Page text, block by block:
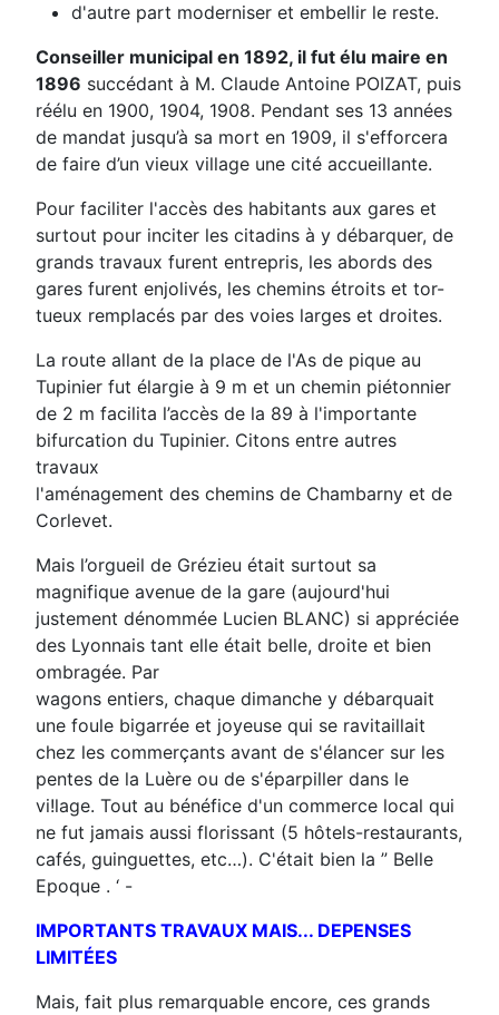
d'autre part moderniser et embellir le reste.
Conseiller municipal en 1892, il fut élu maire en
1896 succédant à M. Claude Antoine POIZAT, puis
réélu en 1900, 1904, 1908. Pendant ses 13 années
de mandat jusqu’à sa mort en 1909, il s'efforcera
de faire d’un vieux village une cité accueillante.
Pour faciliter l'accès des habitants aux gares et
surtout pour inciter les citadins à y débarquer, de
grands travaux furent entrepris, les abords des
gares furent enjolivés, les chemins étroits et tor-
tueux remplacés par des voies larges et droites.
La route allant de la place de l'As de pique au
Tupinier fut élargie à 9 m et un chemin piétonnier
de 2 m facilita l’accès de la 89 à l'importante
bifurcation du Tupinier. Citons entre autres
travaux
l'aménagement des chemins de Chambarny et de
Corlevet.
Mais l’orgueil de Grézieu était surtout sa
magnifique avenue de la gare (aujourd'hui
justement dénommée Lucien BLANC) si appréciée
des Lyonnais tant elle était belle, droite et bien
ombragée. Par
wagons entiers, chaque dimanche y débarquait
une foule bigarrée et joyeuse qui se ravitaillait
chez les commerçants avant de s'élancer sur les
pentes de la Luère ou de s'éparpiller dans le
vi!lage. Tout au bénéfice d'un commerce local qui
ne fut jamais aussi florissant (5 hôtels-restaurants,
cafés, guinguettes, etc…). C'était bien la ” Belle
Epoque . ‘ -
IMPORTANTS TRAVAUX MAIS... DEPENSES
LIMITÉES
Mais, fait plus remarquable encore, ces grands